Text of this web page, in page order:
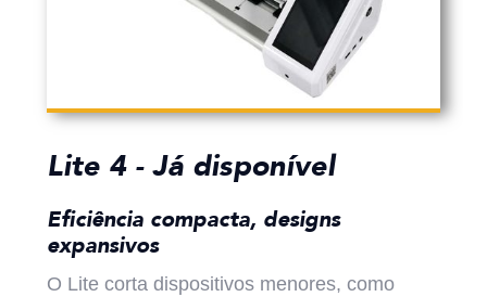
Lite 4 - Já disponível
Eficiência compacta, designs
expansivos
O Lite corta dispositivos menores, como